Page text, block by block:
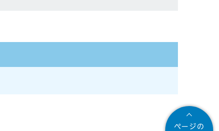
ページの